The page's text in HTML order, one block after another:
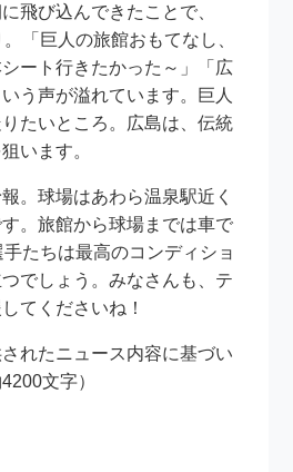
飛び込んできたことで、
「巨人の旅館おもてなし、
ート行きたかった～」「広
う声が溢れています。巨人
たいところ。広島は、伝統
います。
。球場はあわら温泉駅近く
。旅館から球場までは車で
たちは最高のコンディショ
でしょう。みなさんも、テ
てくださいね！
されたニュース内容に基づい
文字）